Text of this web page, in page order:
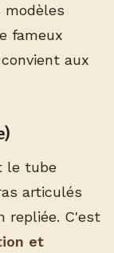
modèles
fameux
aux
le tube
articulés
repliée. C'est
et